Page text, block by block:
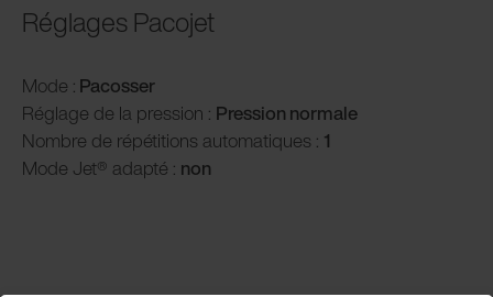
Réglages Pacojet
Mode : Pacosser
Réglage de la pression : Pression normale
Nombre de répétitions automatiques : 1
Mode Jet® adapté : non